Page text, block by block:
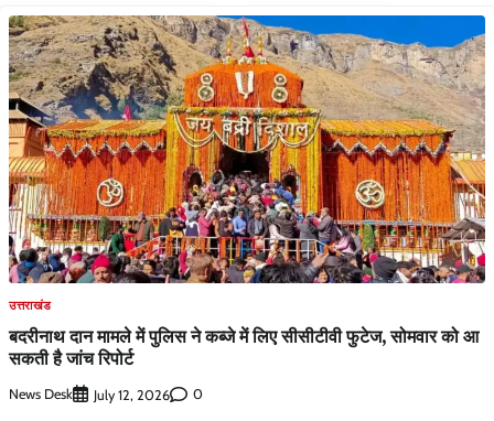
उत्तराखंड
बदरीनाथ दान मामले में पुलिस ने कब्जे में लिए सीसीटीवी फुटेज, सोमवार को आ
सकती है जांच रिपोर्ट
News Desk July 12, 2026 0